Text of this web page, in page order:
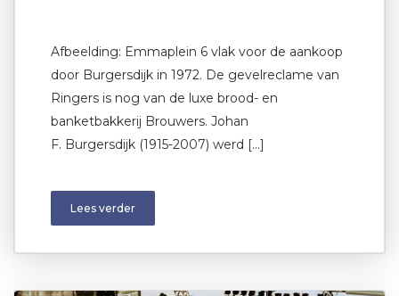
Afbeelding: Emmaplein 6 vlak voor de aankoop
door Burgersdijk in 1972. De gevelreclame van
Ringers is nog van de luxe brood- en
banketbakkerij Brouwers. Johan
F. Burgersdijk (1915-2007) werd […]
Lees verder